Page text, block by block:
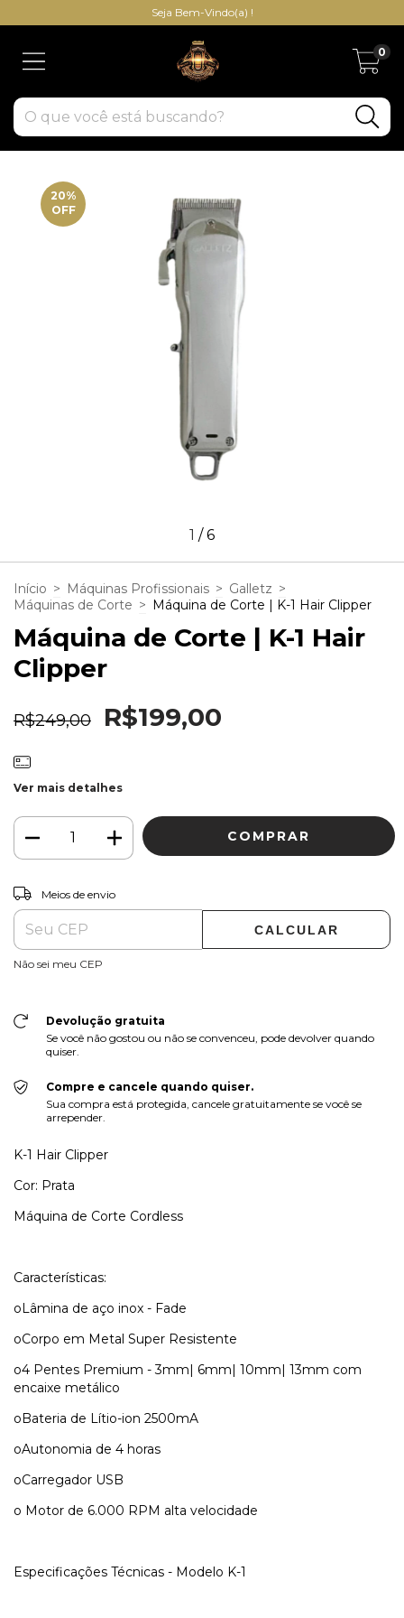
Seja Bem-Vindo(a) !
0
20%
OFF
1 /6
Início > Máquinas Profissionais > Galletz >
Máquinas de Corte > Máquina de Corte | K-1 Hair Clipper
Máquina de Corte | K-1 Hair
Clipper
R$249,00 R$199,00
Ver mais detalhes
Entregas para o CEP:
Meios de envio
CALCULAR
Não sei meu CEP
Devolução gratuita
Se você não gostou ou não se convenceu, pode devolver quando
quiser.
Compre e cancele quando quiser.
Sua compra está protegida, cancele gratuitamente se você se
arrepender.
K-1 Hair Clipper
Cor: Prata
Máquina de Corte Cordless
Características:
oLâmina de aço inox - Fade
oCorpo em Metal Super Resistente
o4 Pentes Premium - 3mm| 6mm| 10mm| 13mm com
encaixe metálico
oBateria de Lítio-ion 2500mA
oAutonomia de 4 horas
oCarregador USB
o Motor de 6.000 RPM alta velocidade
Especificações Técnicas - Modelo K-1